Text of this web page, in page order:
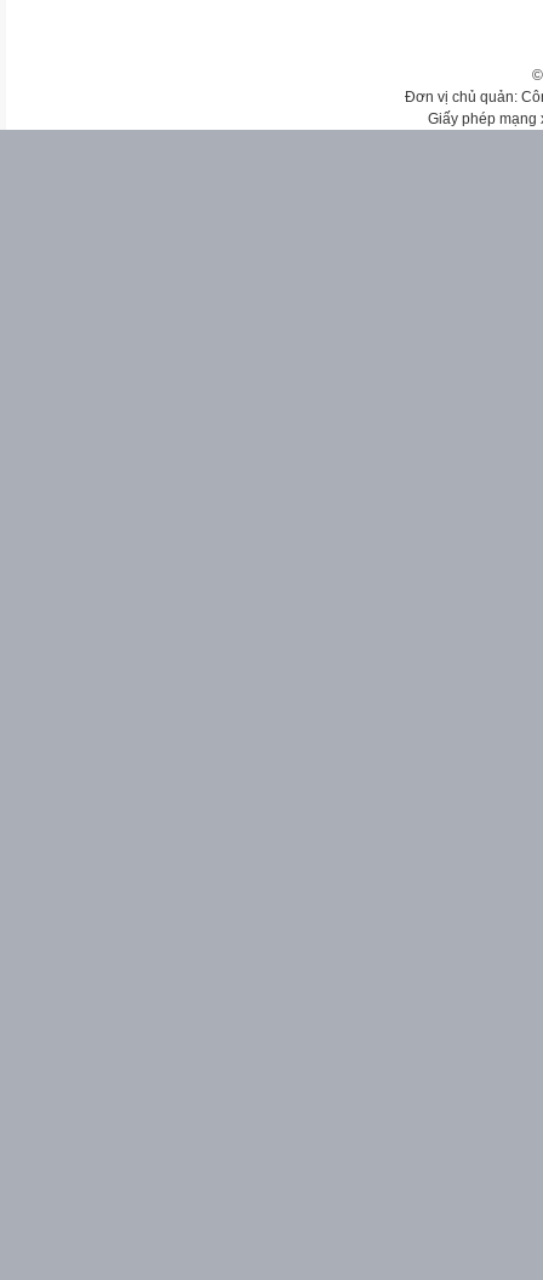
Đơn vị chủ quản:
Giấy phép mạng